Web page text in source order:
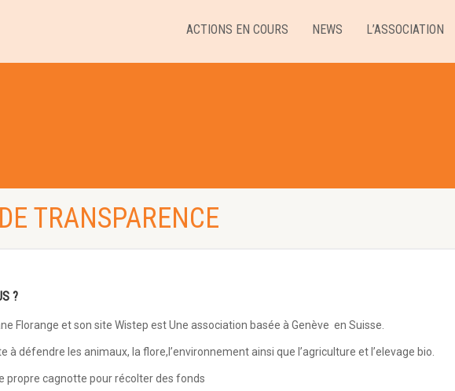
ACTIONS EN COURS NEWS L’ASSOCIATION
TRANSPARENCE
?
Florange et son site Wistep est Une association basée à Genève en Suisse.
à défendre les animaux, la flore,l’environnement ainsi que l’agriculture et l’elevage bio.
propre cagnotte pour récolter des fonds